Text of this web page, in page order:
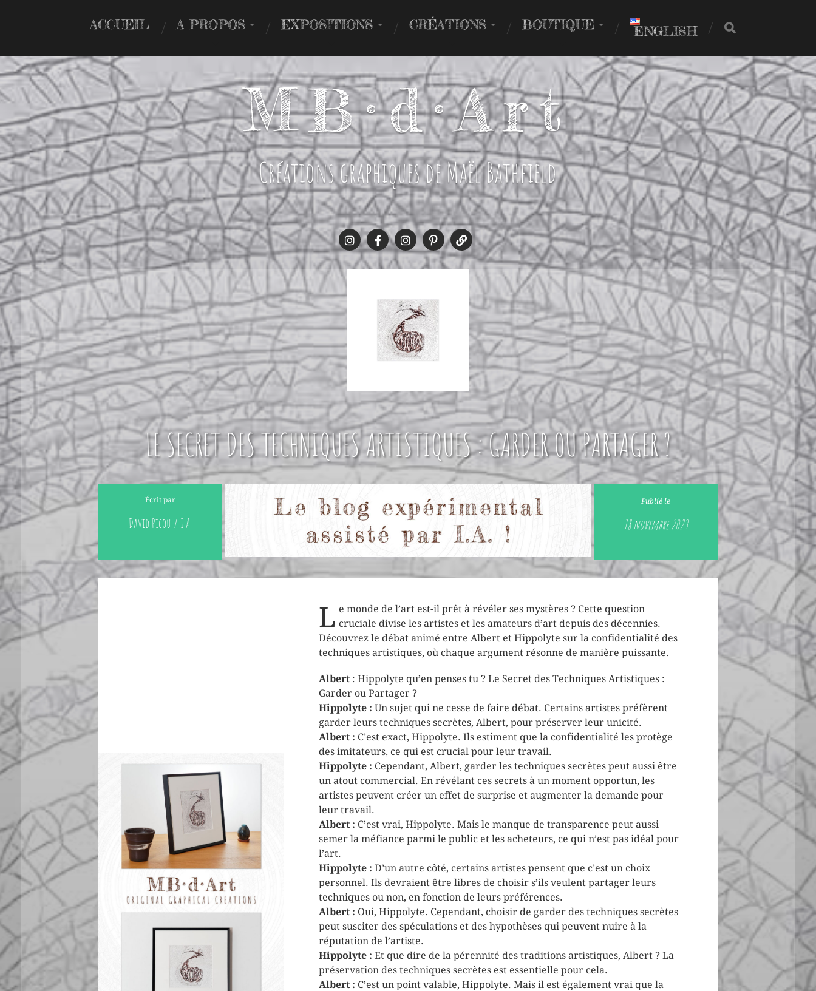
ACCUEIL A PROPOS EXPOSITIONS CRÉATIONS BOUTIQUE ENGLISH
MB­­­­­­­­­­­­·­­d·Art
Créations graphiques de Maël Bathfield
LE SECRET DES TECHNIQUES ARTISTIQUES : GARDER OU PARTAGER ?
Écrit par
David Picou / I.A.
Publié le
18 novembre 2023
L e monde de l’art est-il prêt à révéler ses mystères ? Cette question
cruciale divise les artistes et les amateurs d’art depuis des décennies.
Découvrez le débat animé entre Albert et Hippolyte sur la confidentialité des
techniques artistiques, où chaque argument résonne de manière puissante.
Albert : Hippolyte qu’en penses tu ? Le Secret des Techniques Artistiques :
Garder ou Partager ?
Hippolyte :Un sujet qui ne cesse de faire débat. Certains artistes préfèrent
garder leurs techniques secrètes, Albert, pour préserver leur unicité.
Albert : C’est exact, Hippolyte. Ils estiment que la confidentialité les protège
des imitateurs, ce qui est crucial pour leur travail.
Hippolyte : Cependant, Albert, garder les techniques secrètes peut aussi être
un atout commercial. En révélant ces secrets à un moment opportun, les
artistes peuvent créer un effet de surprise et augmenter la demande pour
leur travail.
Albert : C’est vrai, Hippolyte. Mais le manque de transparence peut aussi
semer la méfiance parmi le public et les acheteurs, ce qui n’est pas idéal pour
l’art.
Hippolyte :D’un autre côté, certains artistes pensent que c’est un choix
personnel. Ils devraient être libres de choisir s’ils veulent partager leurs
techniques ou non, en fonction de leurs préférences.
Albert : Oui, Hippolyte. Cependant, choisir de garder des techniques secrètes
peut susciter des spéculations et des hypothèses qui peuvent nuire à la
réputation de l’artiste.
Hippolyte :Et que dire de la pérennité des traditions artistiques, Albert ? La
préservation des techniques secrètes est essentielle pour cela.
Albert : C’est un point valable, Hippolyte. Mais il est également vrai que la